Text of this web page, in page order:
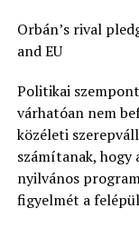
Orbán’s rival
and EU
Politikai
várhatóan nem
közéleti
számítanak, hogy
nyilvános
figyelmét a